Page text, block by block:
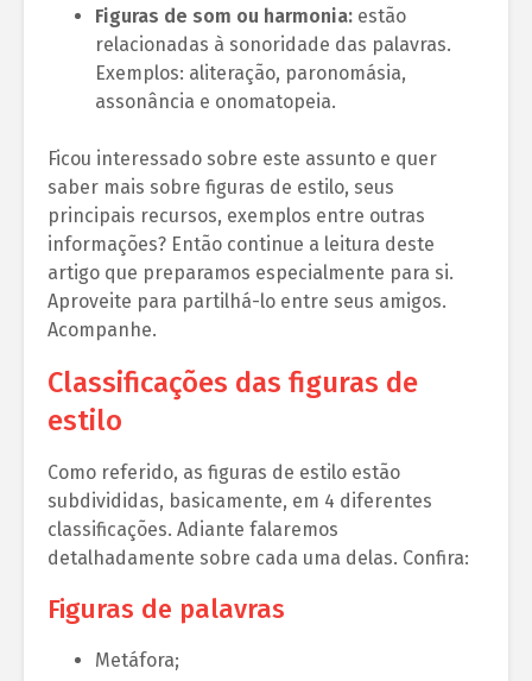
Figuras de som ou harmonia: estão
relacionadas à sonoridade das palavras.
Exemplos: aliteração, paronomásia,
assonância e onomatopeia.
Ficou interessado sobre este assunto e quer
saber mais sobre figuras de estilo, seus
principais recursos, exemplos entre outras
informações? Então continue a leitura deste
artigo que preparamos especialmente para si.
Aproveite para partilhá-lo entre seus amigos.
Acompanhe.
Classificações das figuras de
estilo
Como referido, as figuras de estilo estão
subdivididas, basicamente, em 4 diferentes
classificações. Adiante falaremos
detalhadamente sobre cada uma delas. Confira:
Figuras de palavras
Metáfora;